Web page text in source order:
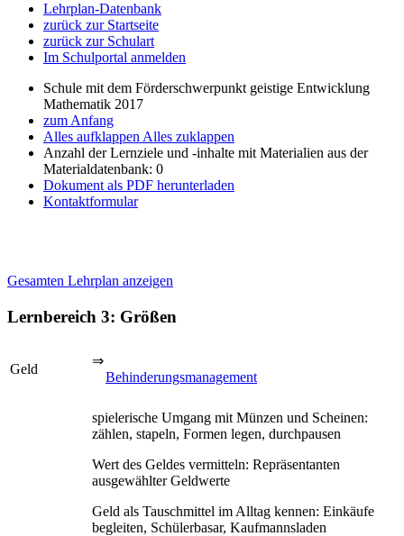
Lehrplan-Datenbank
zurück zur Startseite
zurück zur Schulart
Im Schulportal anmelden
Schule mit dem Förderschwerpunkt geistige Entwicklung
Mathematik 2017
zum Anfang
Alles aufklappen Alles zuklappen
Anzahl der Lernziele und -inhalte mit Materialien aus der
Materialdatenbank: 0
Dokument als PDF herunterladen
Kontaktformular
Gesamten Lehrplan anzeigen
Lernbereich 3: Größen
Geld
⇒
Behinderungsmanagement
spielerische Umgang mit Münzen und Scheinen:
zählen, stapeln, Formen legen, durchpausen
Wert des Geldes vermitteln: Repräsentanten
ausgewählter Geldwerte
Geld als Tauschmittel im Alltag kennen: Einkäufe
begleiten, Schülerbasar, Kaufmannsladen